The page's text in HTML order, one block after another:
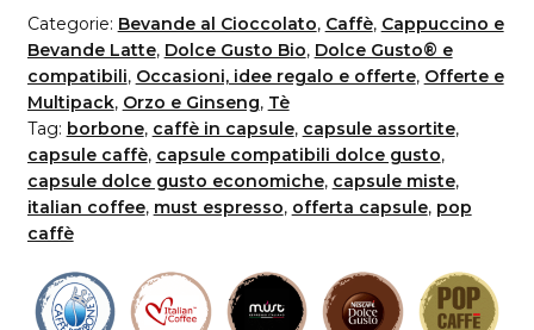
a
scelta
-
192
capsule
compatibili
Dolce
Gusto®
quantità
Categorie: Bevande al Cioccolato, Caffè, Cappuccino e
Bevande Latte, Dolce Gusto Bio, Dolce Gusto® e
compatibili, Occasioni, idee regalo e offerte, Offerte e
Multipack, Orzo e Ginseng, Tè
Tag: borbone, caffè in capsule, capsule assortite,
capsule caffè, capsule compatibili dolce gusto,
capsule dolce gusto economiche, capsule miste,
italian coffee, must espresso, offerta capsule, pop
caffè